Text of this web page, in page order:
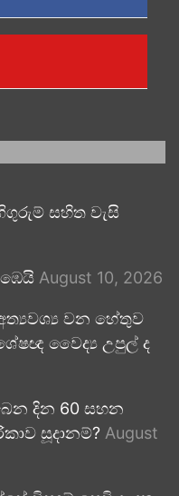
සහිත වැසි
August 10, 2026
වන හේතුව
වෛද්‍ය උපුල් ද
දින 60 සහන
සූදානම්? August